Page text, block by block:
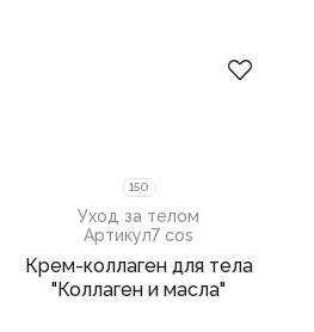
150
Уход за телом
Артикул7 cos
Крем-коллаген для тела
"Коллаген и масла"